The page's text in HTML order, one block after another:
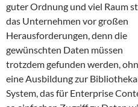
guter Ordnung und viel Raum
das Unternehmen vor großen
Herausforderungen, denn die
gewünschten Daten müssen
trotzdem gefunden werden,
eine Ausbildung zur
System, das für Enterprise